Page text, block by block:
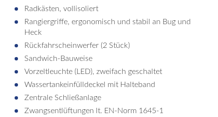
Radkästen, vollisoliert
Rangiergriffe, ergonomisch und stabil an Bug und
Heck
Rückfahrscheinwerfer (2 Stück)
Sandwich-Bauweise
Vorzeltleuchte (LED), zweifach geschaltet
Wassertankeinfülldeckel mit Halteband
Zentrale Schließanlage
Zwangsentlüftungen lt. EN-Norm 1645-1